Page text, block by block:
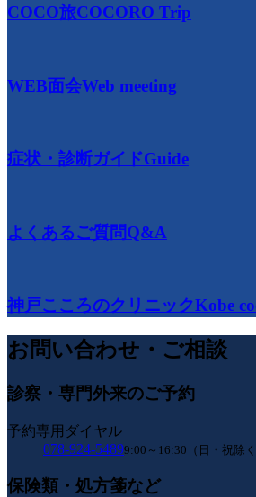
COCO旅COCORO Trip
WEB面会Web meeting
症状・診断ガイドGuide
よくあるご質問Q&A
神戸こころのクリニックKobe
お問い合わせ・ご相談
診察・専門外来のご予約
予約専用ダイヤル
078-924-54899:00～16:30（日・祝除く
保険類・処方箋など